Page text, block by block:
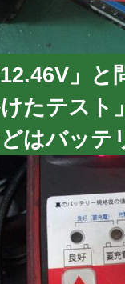
12.46V」
たテスト
はバッテ